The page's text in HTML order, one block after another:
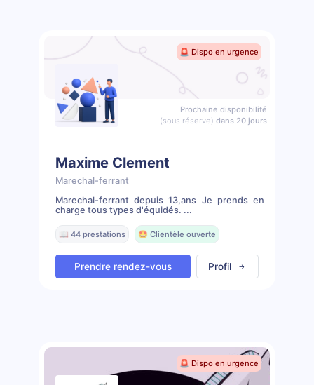
🚨 Dispo en urgence
Prochaine disponibilité
(sous réserve) dans 20 jours
Maxime Clement
Marechal-ferrant
Marechal-ferrant depuis 13,ans Je prends en
charge tous types d'équidés. ...
📖 44 prestations 🤩 Clientèle ouverte
Prendre rendez-vous Profil
🚨 Dispo en urgence